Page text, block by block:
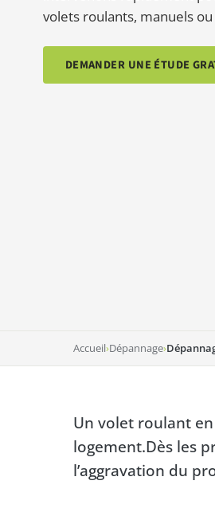
volets roulants, manuels
DEMANDER UNE ÉTUDE
Accueil›Dépannage›
Un volet roulant
logement.Dès les
l’aggravation du